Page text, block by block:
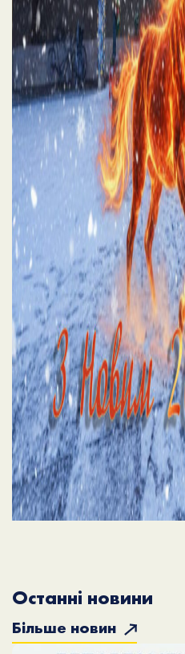
Останні новини
Більше новин